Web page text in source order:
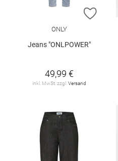
ZUR
ONLY
Jeans "ONLPOWER"
49,99 €
inkl. MwSt. zzgl. Versand